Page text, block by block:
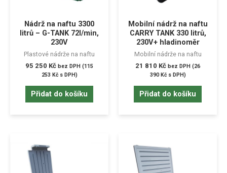
Nádrž na naftu 3300
litrů – G-TANK 72l/min,
230V
Plastové nádrže na naftu
95 250 Kč bez DPH (115
253 Kčs DPH)
Přidat do košíku
Mobilní nádrž na naftu
CARRY TANK 330 litrů,
230V+ hladinoměr
Mobilní nádrže na naftu
21 810 Kč bez DPH (26
390 Kčs DPH)
Přidat do košíku